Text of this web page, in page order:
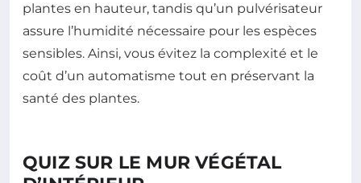
plantes en hauteur, tandis qu’un pulvérisateur
assure l’humidité nécessaire pour les espèces
sensibles. Ainsi, vous évitez la complexité et le
coût d’un automatisme tout en préservant la
santé des plantes.
QUIZ SUR LE MUR VÉGÉTAL